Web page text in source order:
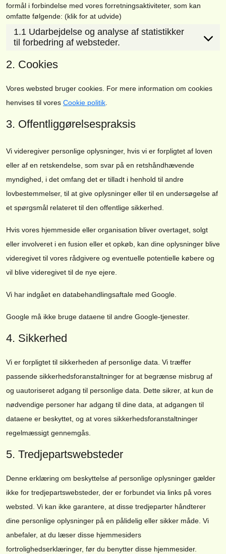
formål i forbindelse med vores forretningsaktiviteter, som kan
omfatte følgende: (klik for at udvide)
1.1 Udarbejdelse og analyse af statistikker
til forbedring af websteder.
2. Cookies
Vores websted bruger cookies. For mere information om cookies
henvises til vores Cookie politik
3. Offentliggørelsespraksis
Vi videregiver personlige oplysninger, hvis vi er forpligtet af loven
eller af en retskendelse, som svar på en retshåndhævende
myndighed, i det omfang det er tilladt i henhold til andre
lovbestemmelser, til at give oplysninger eller til en undersøgelse af
et spørgsmål relateret til den offentlige sikkerhed.
Hvis vores hjemmeside eller organisation bliver overtaget, solgt
eller involveret i en fusion eller et opkøb, kan dine oplysninger blive
videregivet til vores rådgivere og eventuelle potentielle købere og
vil blive videregivet til de nye ejere.
Vi har indgået en databehandlingsaftale med Google.
Google må ikke bruge dataene til andre Google-tjenester.
4. Sikkerhed
Vi er forpligtet til sikkerheden af ​​personlige data. Vi træffer
passende sikkerhedsforanstaltninger for at begrænse misbrug af
og uautoriseret adgang til personlige data. Dette sikrer, at kun de
nødvendige personer har adgang til dine data, at adgangen til
dataene er beskyttet, og at vores sikkerhedsforanstaltninger
regelmæssigt gennemgås.
5. Tredjepartswebsteder
Denne erklæring om beskyttelse af personlige oplysninger gælder
ikke for tredjepartswebsteder, der er forbundet via links på vores
websted. Vi kan ikke garantere, at disse tredjeparter håndterer
dine personlige oplysninger på en pålidelig eller sikker måde. Vi
anbefaler, at du læser disse hjemmesiders
fortrolighedserklæringer, før du benytter disse hjemmesider.